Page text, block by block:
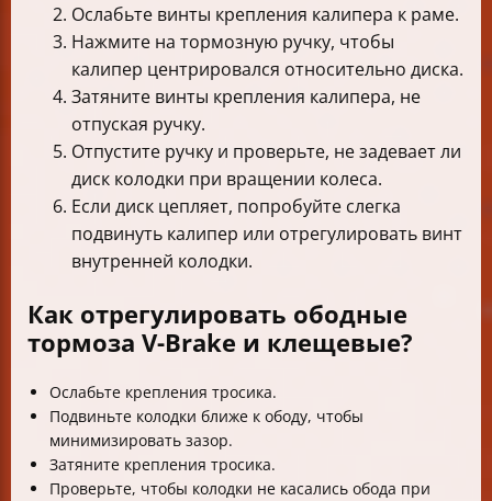
Ослабьте винты крепления калипера к раме.
Нажмите на тормозную ручку, чтобы
калипер центрировался относительно диска.
Затяните винты крепления калипера, не
отпуская ручку.
Отпустите ручку и проверьте, не задевает ли
диск колодки при вращении колеса.
Если диск цепляет, попробуйте слегка
подвинуть калипер или отрегулировать винт
внутренней колодки.
Как отрегулировать ободные
тормоза V-Brake и клещевые?
Ослабьте крепления тросика.
Подвиньте колодки ближе к ободу, чтобы
минимизировать зазор.
Затяните крепления тросика.
Проверьте, чтобы колодки не касались обода при